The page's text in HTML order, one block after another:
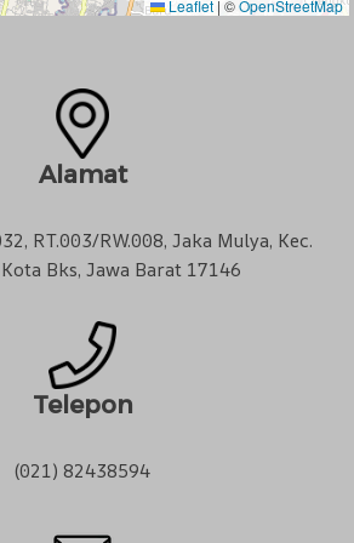
Leaflet | ©OpenStreetMap
Alamat
RT.003/RW.008, Jaka Mulya, Kec.
Bks, Jawa Barat 17146
Telepon
(021) 82438594